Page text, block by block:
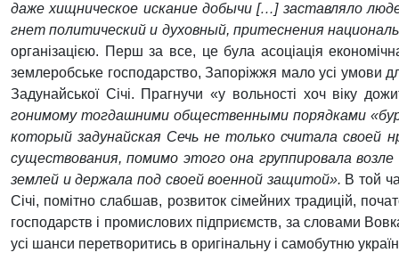
даже хищническое искание добычи […] заставляло
гнет политический и духовный, притеснения
організацією. Перш за все, це була асоціація
землеробське господарство, Запоріжжя мало усі умови
Задунайської Січі. Прагнучи «у вольності хоч віку
гонимому тогдашними общественными порядками «
который задунайская Сечь не только считала своей
существования, помимо этого она группировала
землей и держала под своей военной защитой». В той
Січі, помітно слабшав, розвиток сімейних традицій,
господарств і промислових підприємств, за словами
усі шанси перетворитись в оригінальну і самобутню